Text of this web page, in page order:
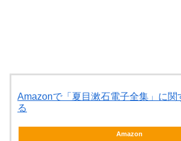
Amazonで「夏目漱石電子全集」に関
る
Amazon